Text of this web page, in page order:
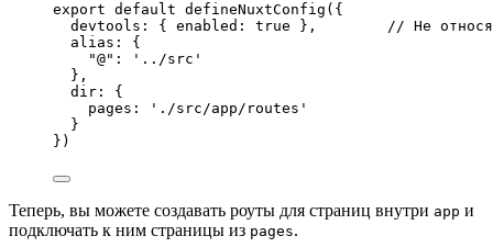
export default defineNuxtConfig ({
devtools: { enabled: true }, // Не
alias: {
"@" : ' ../src '
},
dir: {
pages:
' ./src/app/routes '
}
})
Теперь, вы можете создавать роуты для страниц внутри app и
подключать к ним страницы из pages.